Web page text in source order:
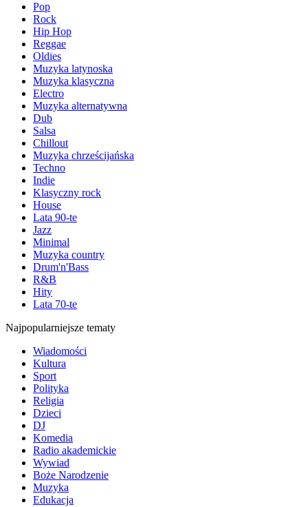
Pop
Rock
Hip Hop
Reggae
Oldies
Muzyka latynoska
Muzyka klasyczna
Electro
Muzyka alternatywna
Dub
Salsa
Chillout
Muzyka chrześcijańska
Techno
Indie
Klasyczny rock
House
Lata 90-te
Jazz
Minimal
Muzyka country
Drum'n'Bass
R&B
Hity
Lata 70-te
Najpopularniejsze tematy
Wiadomości
Kultura
Sport
Polityka
Religia
Dzieci
DJ
Komedia
Radio akademickie
Wywiad
Boże Narodzenie
Muzyka
Edukacja